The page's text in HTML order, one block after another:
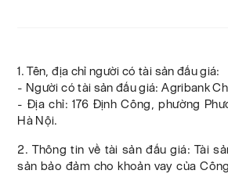
1. Tên, địa chỉ người có tài sản đấu giá:
- Người có tài sản đấu giá: Agribank
- Địa chỉ: 176 Định Công, phường
Hà Nội.
2. Thông tin về tài sản đấu giá: Tài
sản bảo đảm cho khoản vay của